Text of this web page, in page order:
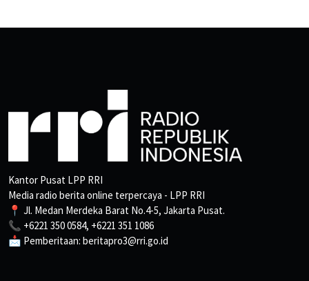
Kantor Pusat LPP RRI
Media radio berita online terpercaya - LPP RRI
📍 Jl. Medan Merdeka Barat No.4-5, Jakarta Pusat.
📞 +6221 350 0584, +6221 351 1086
📩 Pemberitaan: beritapro3@rri.go.id